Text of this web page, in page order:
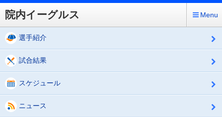
院内イーグルス Menu
選手紹介
試合結果
スケジュール
ニュース